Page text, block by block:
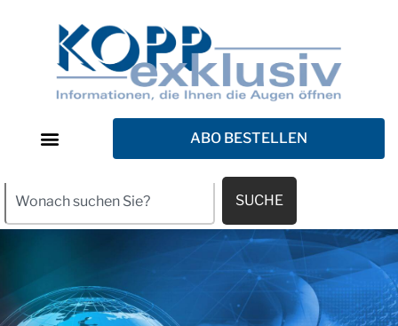
ABO BESTELLEN
SUCHE